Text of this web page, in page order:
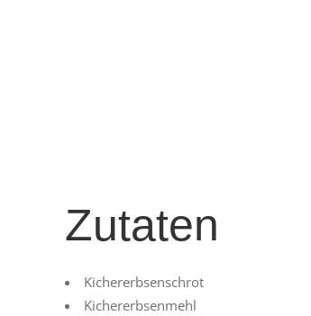
Zutaten
Kichererbsenschrot
Kichererbsenmehl